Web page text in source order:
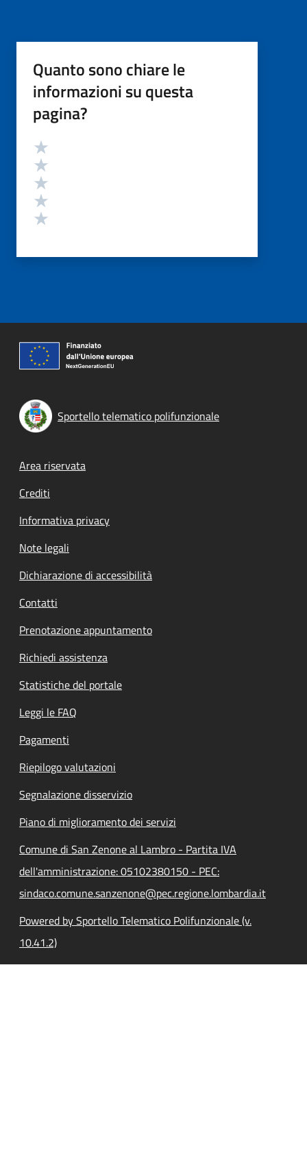
Quanto sono chiare le
informazioni su questa
pagina?
Valutazione
Sportello telematico polifunzionale
Footer menu
Area riservata
Crediti
Informativa privacy
Note legali
Dichiarazione di accessibilità
Contatti
Prenotazione appuntamento
Richiedi assistenza
Statistiche del portale
Leggi le FAQ
Pagamenti
Riepilogo valutazioni
Segnalazione disservizio
Piano di miglioramento dei servizi
Comune di San Zenone al Lambro - Partita IVA
dell'amministrazione: 05102380150 - PEC:
sindaco.comune.sanzenone@pec.regione.lombardia.it
Powered by Sportello Telematico Polifunzionale (v.
10.41.2)